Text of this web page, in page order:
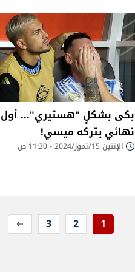
بكى بشكلٍ "هستيري"... أول
نهائي يتركه ميسي!
الإثنين 15/تموز/2024 - 11:30 ص
1
2
3